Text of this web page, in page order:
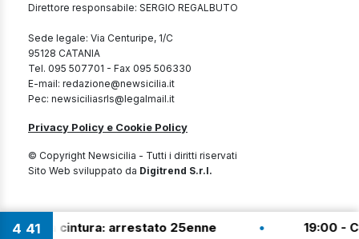
Direttore responsabile: SERGIO REGALBUTO
Sede legale: Via Centuripe, 1/C
95128 CATANIA
Tel. 095 507701 - Fax 095 506330
E-mail: redazione@newsicilia.it
Pec: newsiciliasrls@legalmail.it
Privacy Policy e Cookie Policy
© Copyright Newsicilia - Tutti i diritti riservati
Sito Web sviluppato da Digitrend S.r.l.
4 41
nella cintura: arrestato 25enne 19:00 -